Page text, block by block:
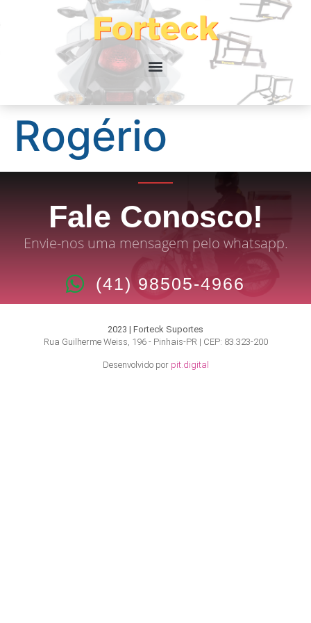
Rogério
Fale Conosco!
Envie-nos uma mensagem pelo whatsapp.
(41) 98505-4966
2023 | Forteck Suportes
Rua Guilherme Weiss, 196 - Pinhais-PR | CEP: 83.323-200
Desenvolvido por pit.digital